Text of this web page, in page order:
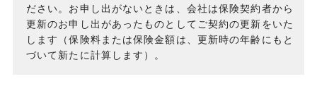
ださい。お申し出がないときは、会社は保険契約者から
更新のお申し出があったものとしてご契約の更新をいた
します（保険料または保険金額は、更新時の年齢にもと
づいて新たに計算します）。